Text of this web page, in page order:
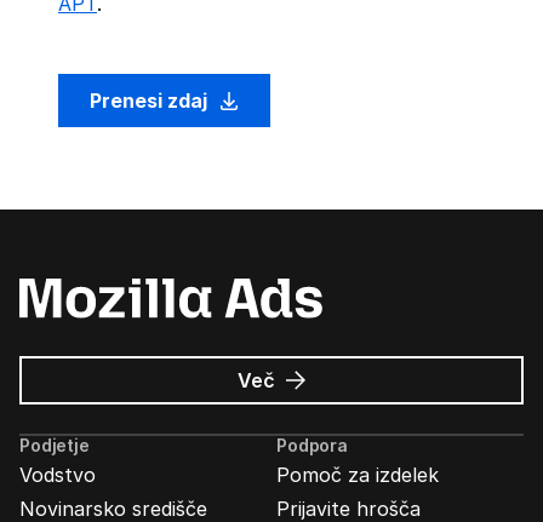
Prenesi zdaj
Več o
Oglasi
Mozilla
Podjetje
Vodstvo
Novinarsko središče
Podpora
Pomoč za izdelek
Prijavite hrošča